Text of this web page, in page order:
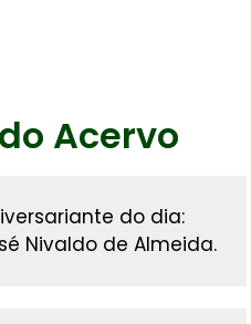
Acervo
do dia:
Nivaldo de Almeida.